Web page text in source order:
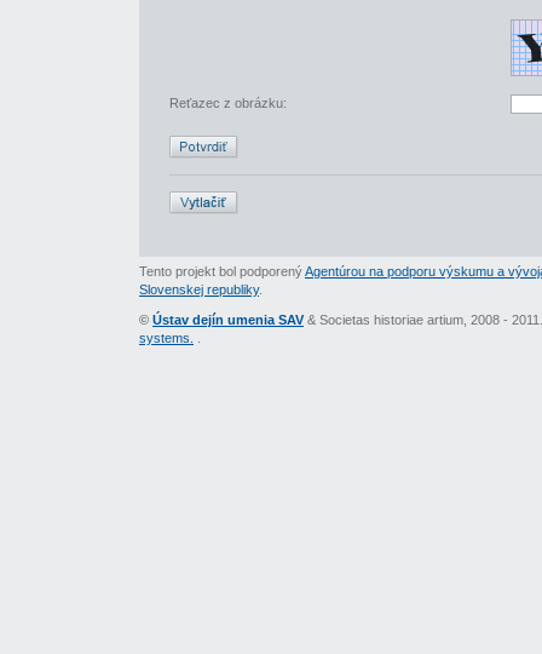
Reťazec z obrázku:
Tento projekt bol podporenýAgentúrou na podporu výskumu a
Slovenskej republiky.
© Ústav dejín umenia SAV & Societas historiae artium, 2008 -
systems.